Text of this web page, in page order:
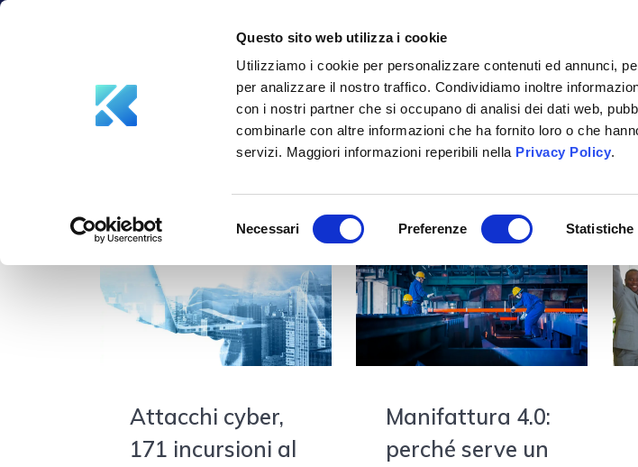
Questo sito web utilizza i cookie
Utilizziamo i cookie per personalizzare contenuti ed annunci,
per analizzare il nostro traffico. Condividiamo inoltre
con i nostri partner che si occupano di analisi dei dati web,
combinarle con altre informazioni che ha fornito loro o che
servizi. Maggiori informazioni reperibili nella Privacy Policy.
Necessari Preferenze Statistiche
CHI SIAMO SERVIZI
Attacchi cyber,
171 incursioni al
Manifattura 4.0:
perché serve un